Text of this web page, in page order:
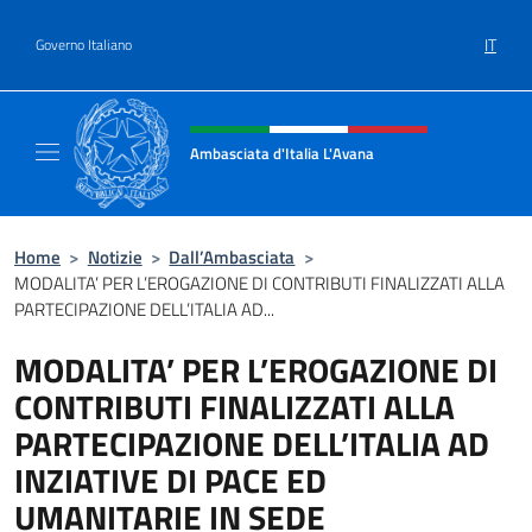
Governo Italiano IT
Intestazione sito, social e menù
Ambasciata d'Italia L'Avana
Home > Notizie > Dall’Ambasciata >
MODALITA’ PER L’EROGAZIONE DI CONTRIBUTI FINALIZZATI ALLA
PARTECIPAZIONE DELL’ITALIA AD...
MODALITA’ PER L’EROGAZIONE DI
CONTRIBUTI FINALIZZATI ALLA
PARTECIPAZIONE DELL’ITALIA AD
INZIATIVE DI PACE ED
UMANITARIE IN SEDE